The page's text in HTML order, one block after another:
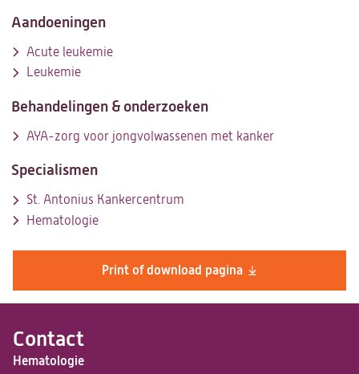
Contact
Hematologie
Print of download pagina
Aandoeningen
Acute leukemie
Leukemie
Behandelingen & onderzoeken
AYA-zorg voor jongvolwassenen met kanker
Specialismen
St. Antonius Kankercentrum
Hematologie